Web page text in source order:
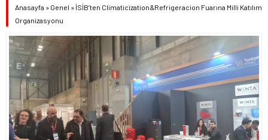
Anasayfa » Genel » İSİB’ten Climaticization&Refrigeracion Fuarına Milli Katılım
Organizasyonu